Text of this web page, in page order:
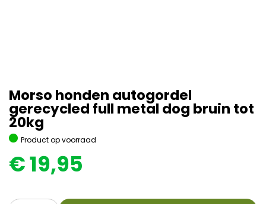
Morso honden autogordel
gerecycled full metal dog bruin tot
20kg
Product op voorraad
€19,95